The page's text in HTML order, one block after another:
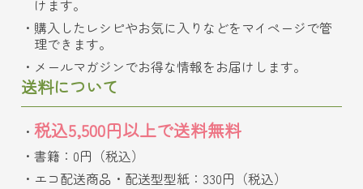
けます。
購入したレシピやお気に入りなどをマイページで管
理できます。
メールマガジンでお得な情報をお届けします。
送料について
税込5,500円以上で送料無料
書籍：0円（税込）
エコ配送商品・配送型型紙：330円（税込）